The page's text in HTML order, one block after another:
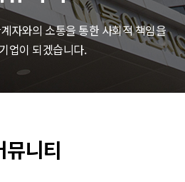
자와의 소통을 통한 사회적 책임을
업이 되겠습니다.
뮤니티